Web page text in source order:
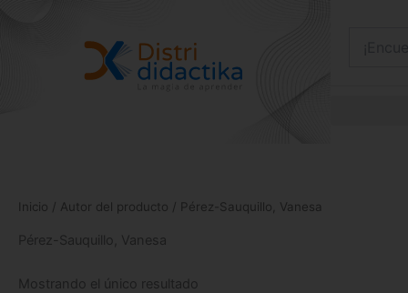
Inicio / Autor del producto / Pérez-Sauquillo, Vanesa
Pérez-Sauquillo, Vanesa
Mostrando el único resultado